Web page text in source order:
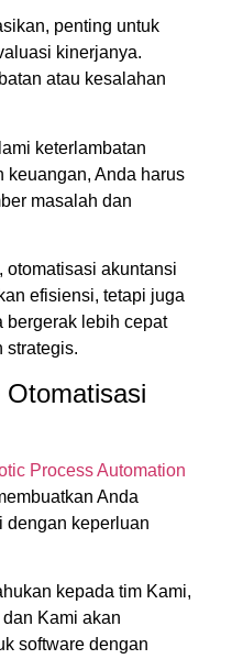
penting untuk
kinerjanya.
atau kesalahan
keterlambatan
keuangan, Anda harus
masalah dan
otomatisasi akuntansi
efisiensi, tetapi juga
bergerak lebih cepat
strategis.
Process Automation
Anda
dengan keperluan
kepada tim Kami,
Kami akan
software dengan